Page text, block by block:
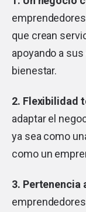
que crean
apoyando a
bienestar.
2. Flexibilidad
adaptar el
ya sea como
como un
3. Pertenencia